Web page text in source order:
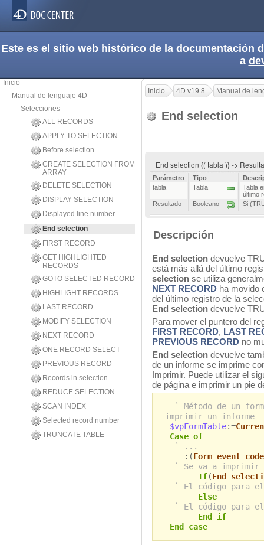
Este es el sitio web histórico de la documentación
a
Inicio
Manual de lenguaje 4D
Selecciones
ALL RECORDS
APPLY TO SELECTION
Before selection
CREATE SELECTION FROM
ARRAY
DELETE SELECTION
DISPLAY SELECTION
Displayed line number
End selection
FIRST RECORD
GET HIGHLIGHTED
RECORDS
GOTO SELECTED RECORD
HIGHLIGHT RECORDS
LAST RECORD
MODIFY SELECTION
NEXT RECORD
ONE RECORD SELECT
PREVIOUS RECORD
Records in selection
REDUCE SELECTION
SCAN INDEX
Selected record number
TRUNCATE TABLE
Inicio 4D v19.8 Manual de
End selection
End selection {( tabla )} ->
Parámetro Tipo
tabla
Tabla
Tabla
último
Resultado
Booleano Si
Descripción
End selection devuelve
está más allá del último
selection se utiliza
NEXT RECORD ha movido
del último registro de la
End selection devuelve
Para mover el puntero del
FIRST RECORD, LAST
PREVIOUS RECORD no
End selection devuelve
de un informe se imprime
Imprimir. Puede utilizar el
de página e imprimir un pie
` Método de un
imprimir un informe
$vpFormTable:=
Case of
` ...
:(Form event code
` Se va a imprimir
If(End
` El código para
Else
` El código para
End if
End case